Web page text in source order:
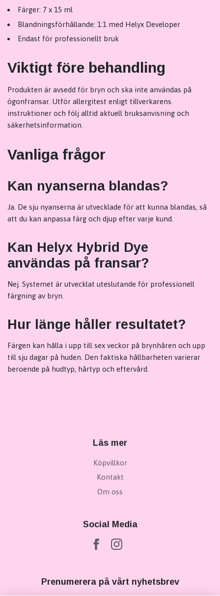
Färger: 7 x 15 ml
Blandningsförhållande: 1:1 med Helyx Developer
Endast för professionellt bruk
Viktigt före behandling
Produkten är avsedd för bryn och ska inte användas på
ögonfransar. Utför allergitest enligt tillverkarens
instruktioner och följ alltid aktuell bruksanvisning och
säkerhetsinformation.
Vanliga frågor
Kan nyanserna blandas?
Ja. De sju nyanserna är utvecklade för att kunna blandas, så
att du kan anpassa färg och djup efter varje kund.
Kan Helyx Hybrid Dye
användas på fransar?
Nej. Systemet är utvecklat uteslutande för professionell
färgning av bryn.
Hur länge håller resultatet?
Färgen kan hålla i upp till sex veckor på brynhåren och upp
till sju dagar på huden. Den faktiska hållbarheten varierar
beroende på hudtyp, hårtyp och eftervård.
Läs mer
Köpvillkor
Kontakt
Om oss
Social Media
Prenumerera på vårt nyhetsbrev